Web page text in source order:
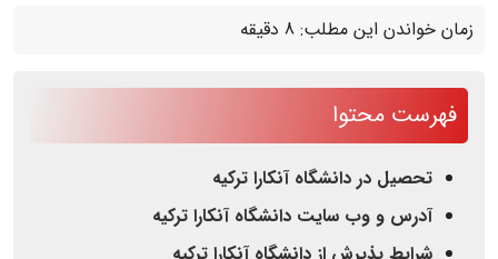
زمان خواندن این مطلب: 8 دقیقه
فهرست محتوا
تحصیل در دانشگاه آنکارا ترکیه
آدرس و وب سایت دانشگاه آنکارا ترکیه